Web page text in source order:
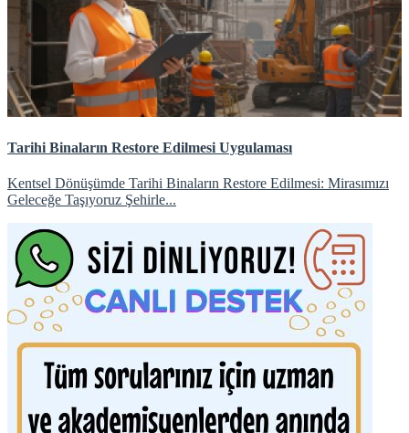
Tarihi Binaların Restore Edilmesi Uygulaması
Kentsel Dönüşümde Tarihi Binaların Restore Edilmesi: Mirasımızı
Geleceğe Taşıyoruz Şehirle...